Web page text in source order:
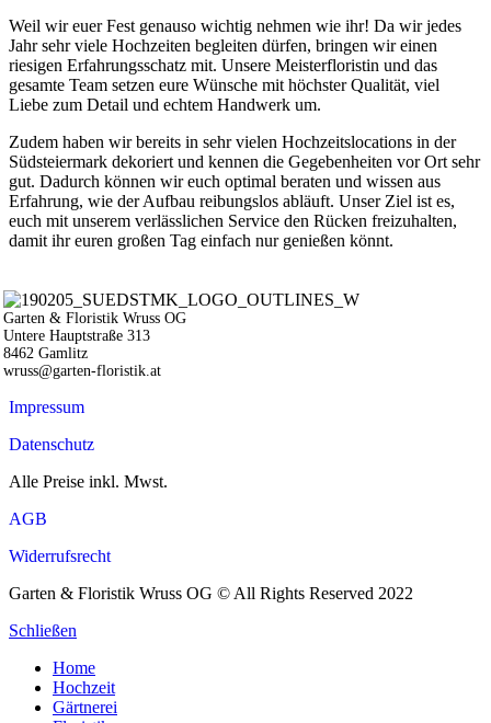
Weil wir euer Fest genauso wichtig nehmen wie ihr! Da wir jedes
Jahr sehr viele Hochzeiten begleiten dürfen, bringen wir einen
riesigen Erfahrungsschatz mit. Unsere Meisterfloristin und das
gesamte Team setzen eure Wünsche mit höchster Qualität, viel
Liebe zum Detail und echtem Handwerk um.
Zudem haben wir bereits in sehr vielen Hochzeitslocations in der
Südsteiermark dekoriert und kennen die Gegebenheiten vor Ort sehr
gut. Dadurch können wir euch optimal beraten und wissen aus
Erfahrung, wie der Aufbau reibungslos abläuft. Unser Ziel ist es,
euch mit unserem verlässlichen Service den Rücken freizuhalten,
damit ihr euren großen Tag einfach nur genießen könnt.
Garten & Floristik Wruss OG
Untere Hauptstraße 313
8462 Gamlitz
wruss@garten-floristik.at
Impressum
Datenschutz
Alle Preise inkl. Mwst.
AGB
Widerrufsrecht
Garten & Floristik Wruss OG © All Rights Reserved 2022
Schließen
Home
Hochzeit
Gärtnerei